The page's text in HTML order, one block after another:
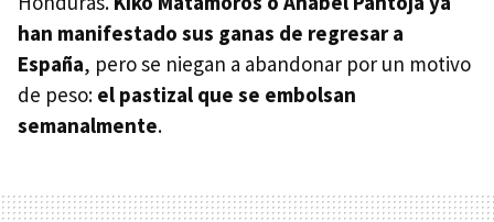
han manifestado sus ganas de regresar a
España, pero se niegan a abandonar por un motivo
de peso: el pastizal que se embolsan
semanalmente.